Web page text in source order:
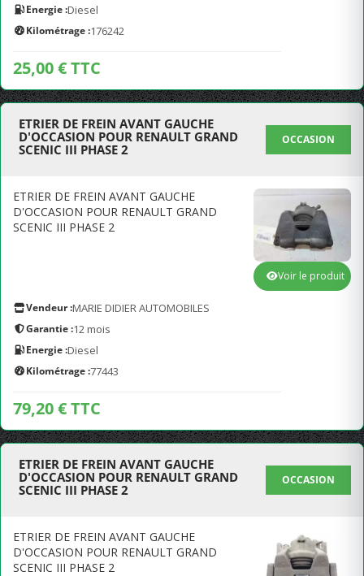
Energie :Diesel
Kilométrage :176242
25,00 € TTC
ETRIER DE FREIN AVANT GAUCHE
D'OCCASION POUR RENAULT GRAND
SCENIC III PHASE 2
OCCASION
ETRIER DE FREIN AVANT GAUCHE
D'OCCASION POUR RENAULT GRAND
SCENIC III PHASE 2
Vendeur :MARIE DIDIER AUTOMOBILES
Garantie :12 mois
Energie :Diesel
Kilométrage :77443
79,20 € TTC
Voir le produit
ETRIER DE FREIN AVANT GAUCHE
D'OCCASION POUR RENAULT GRAND
SCENIC III PHASE 2
OCCASION
ETRIER DE FREIN AVANT GAUCHE
D'OCCASION POUR RENAULT GRAND
SCENIC III PHASE 2